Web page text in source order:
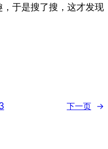
于是搜了搜，这才发现
下一页 →